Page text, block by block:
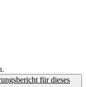
für dieses